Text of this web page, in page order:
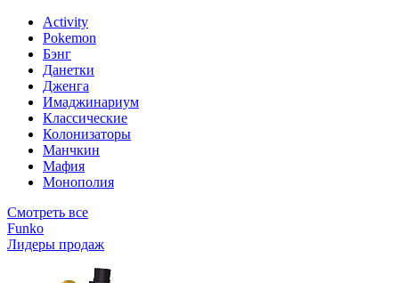
Activity
Pokemon
Бэнг
Данетки
Дженга
Имаджинариум
Классические
Колонизаторы
Манчкин
Мафия
Монополия
Смотреть все
Funko
Лидеры продаж